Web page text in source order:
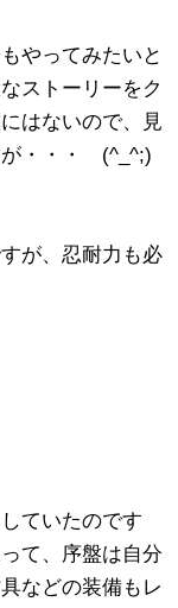
やってみたいと
ストーリーをク
はないので、見
が・・・ (^_^;)
が、忍耐力も必
ていたのです
て、序盤は自分
などの装備もレ